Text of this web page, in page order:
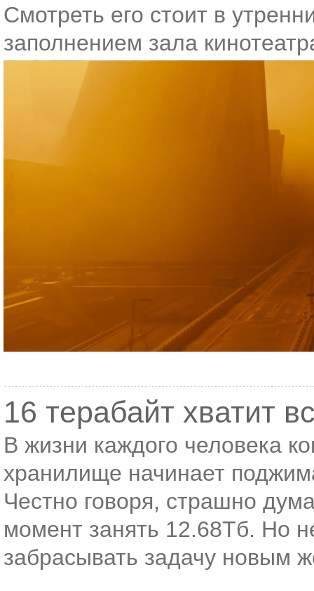
Смотреть его стоит в
заполнением зала
16 терабайт хватит
В жизни каждого человека
хранилище начинает
Честно говоря, страшно
момент занять 12.68Тб. Но
забрасывать задачу новым